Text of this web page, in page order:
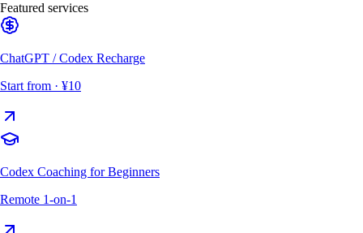
Featured services
ChatGPT / Codex Recharge
Start from · ¥10
Codex Coaching for Beginners
Remote 1-on-1